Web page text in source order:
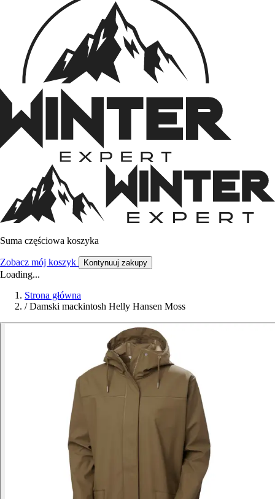
Suma częściowa koszyka
Zobacz mój koszyk Kontynuuj zakupy
Loading...
Strona główna
/ Damski mackintosh Helly Hansen Moss